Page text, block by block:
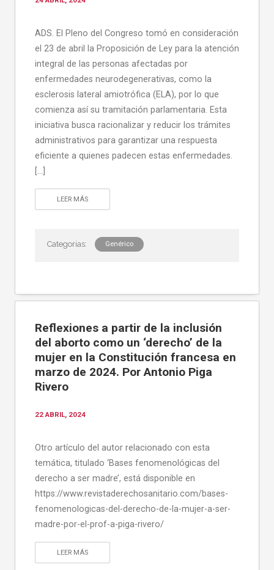
ADS. El Pleno del Congreso tomó en consideración
el 23 de abril la Proposición de Ley para la atención
integral de las personas afectadas por
enfermedades neurodegenerativas, como la
esclerosis lateral amiotrófica (ELA), por lo que
comienza así su tramitación parlamentaria. Esta
iniciativa busca racionalizar y reducir los trámites
administrativos para garantizar una respuesta
eficiente a quienes padecen estas enfermedades.
[…]
LEER MÁS
Genérico
Reflexiones a partir de la inclusión
del aborto como un ‘derecho’ de la
mujer en la Constitución francesa en
marzo de 2024. Por Antonio Piga
Rivero
22 ABRIL, 2024
Otro artículo del autor relacionado con esta
temática, titulado ‘Bases fenomenológicas del
derecho a ser madre’, está disponible en
https://www.revistaderechosanitario.com/bases-
fenomenologicas-del-derecho-de-la-mujer-a-ser-
madre-por-el-prof-a-piga-rivero/
LEER MÁS